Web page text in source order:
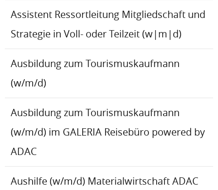
Assistent Ressortleitung Mitgliedschaft und
Strategie in Voll- oder Teilzeit (w|m|d)
Ausbildung zum Tourismuskaufmann
(w/m/d)
Ausbildung zum Tourismuskaufmann
(w/m/d) im GALERIA Reisebüro powered by
ADAC
Aushilfe (w/m/d) Materialwirtschaft ADAC